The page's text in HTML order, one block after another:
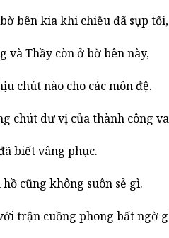
bên kia khi chiều đã sụp tối,
và Thầy còn ở bờ bên này,
chút nào cho các môn đệ.
chút dư vị của thành công
biết vâng phục.
cũng không suôn sẻ gì.
trận cuồng phong bất ngờ